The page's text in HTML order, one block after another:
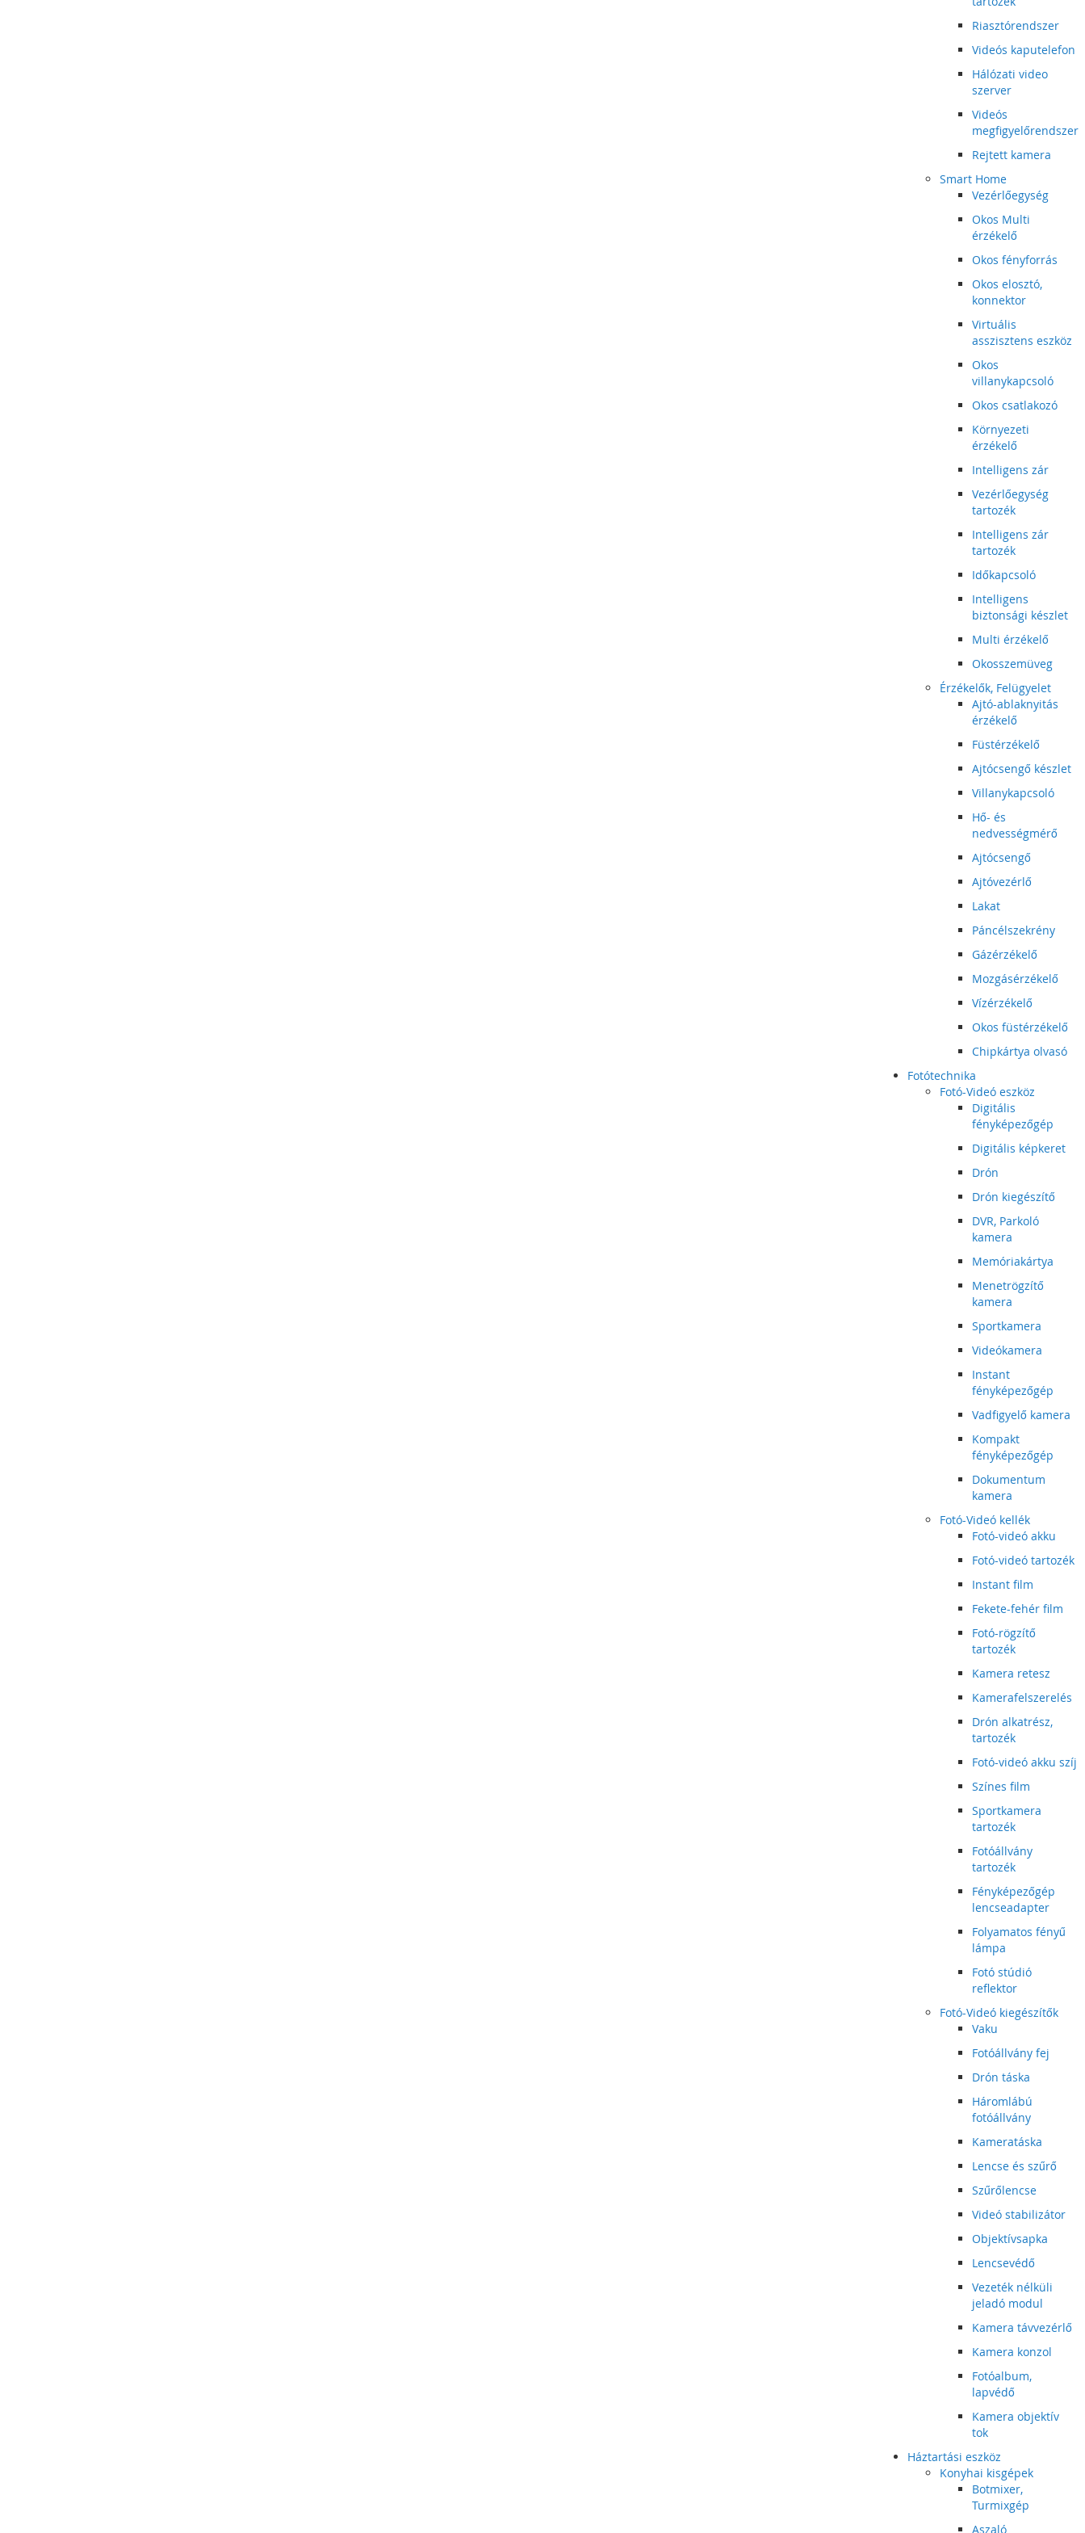
Riasztórendszer
Videós kaputelefon
Hálózati video
szerver
Videós
megfigyelőrendszer
Rejtett kamera
Smart Home
Vezérlőegység
Okos Multi
érzékelő
Okos fényforrás
Okos elosztó,
konnektor
Virtuális
asszisztens eszköz
Okos
villanykapcsoló
Okos csatlakozó
Környezeti
érzékelő
Intelligens zár
Vezérlőegység
tartozék
Intelligens zár
tartozék
Időkapcsoló
Intelligens
biztonsági készlet
Multi érzékelő
Okosszemüveg
Érzékelők, Felügyelet
Ajtó-ablaknyitás
érzékelő
Füstérzékelő
Ajtócsengő készlet
Villanykapcsoló
Hő- és
nedvességmérő
Ajtócsengő
Ajtóvezérlő
Lakat
Páncélszekrény
Gázérzékelő
Mozgásérzékelő
Vízérzékelő
Okos füstérzékelő
Chipkártya olvasó
Fotótechnika
Fotó-Videó eszköz
Digitális
fényképezőgép
Digitális képkeret
Drón
Drón kiegészítő
DVR, Parkoló
kamera
Memóriakártya
Menetrögzítő
kamera
Sportkamera
Videókamera
Instant
fényképezőgép
Vadfigyelő kamera
Kompakt
fényképezőgép
Dokumentum
kamera
Fotó-Videó kellék
Fotó-videó akku
Fotó-videó tartozék
Instant film
Fekete-fehér film
Fotó-rögzítő
tartozék
Kamera retesz
Kamerafelszerelés
Drón alkatrész,
tartozék
Fotó-videó akku szíj
Színes film
Sportkamera
tartozék
Fotóállvány
tartozék
Fényképezőgép
lencseadapter
Folyamatos fényű
lámpa
Fotó stúdió
reflektor
Fotó-Videó kiegészítők
Vaku
Fotóállvány fej
Drón táska
Háromlábú
fotóállvány
Kameratáska
Lencse és szűrő
Szűrőlencse
Videó stabilizátor
Objektívsapka
Lencsevédő
Vezeték nélküli
jeladó modul
Kamera távvezérlő
Kamera konzol
Fotóalbum,
lapvédő
Kamera objektív
tok
Háztartási eszköz
Konyhai kisgépek
Botmixer,
Turmixgép
Aszaló